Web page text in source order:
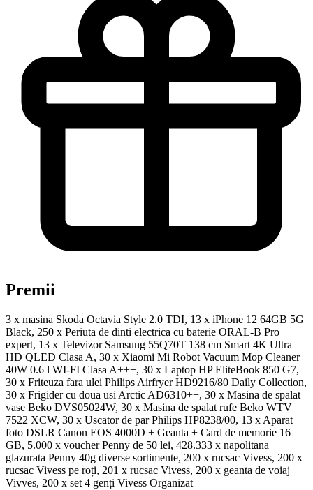
Premii
3 x masina Skoda Octavia Style 2.0 TDI, 13 x iPhone 12 64GB 5G
Black, 250 x Periuta de dinti electrica cu baterie ORAL-B Pro
expert, 13 x Televizor Samsung 55Q70T 138 cm Smart 4K Ultra
HD QLED Clasa A, 30 x Xiaomi Mi Robot Vacuum Mop Cleaner
40W 0.6 l WI-FI Clasa A+++, 30 x Laptop HP EliteBook 850 G7,
30 x Friteuza fara ulei Philips Airfryer HD9216/80 Daily Collection,
30 x Frigider cu doua usi Arctic AD6310++, 30 x Masina de spalat
vase Beko DVS05024W, 30 x Masina de spalat rufe Beko WTV
7522 XCW, 30 x Uscator de par Philips HP8238/00, 13 x Aparat
foto DSLR Canon EOS 4000D + Geanta + Card de memorie 16
GB, 5.000 x voucher Penny de 50 lei, 428.333 x napolitana
glazurata Penny 40g diverse sortimente, 200 x rucsac Vivess, 200 x
rucsac Vivess pe roți, 201 x rucsac Vivess, 200 x geanta de voiaj
Vivves, 200 x set 4 genți Vivess Organizat